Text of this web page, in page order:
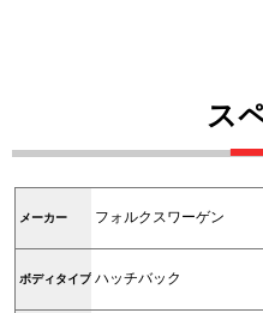
ス
メーカー フォルクスワーゲン
ボディタイプ ハッチバック